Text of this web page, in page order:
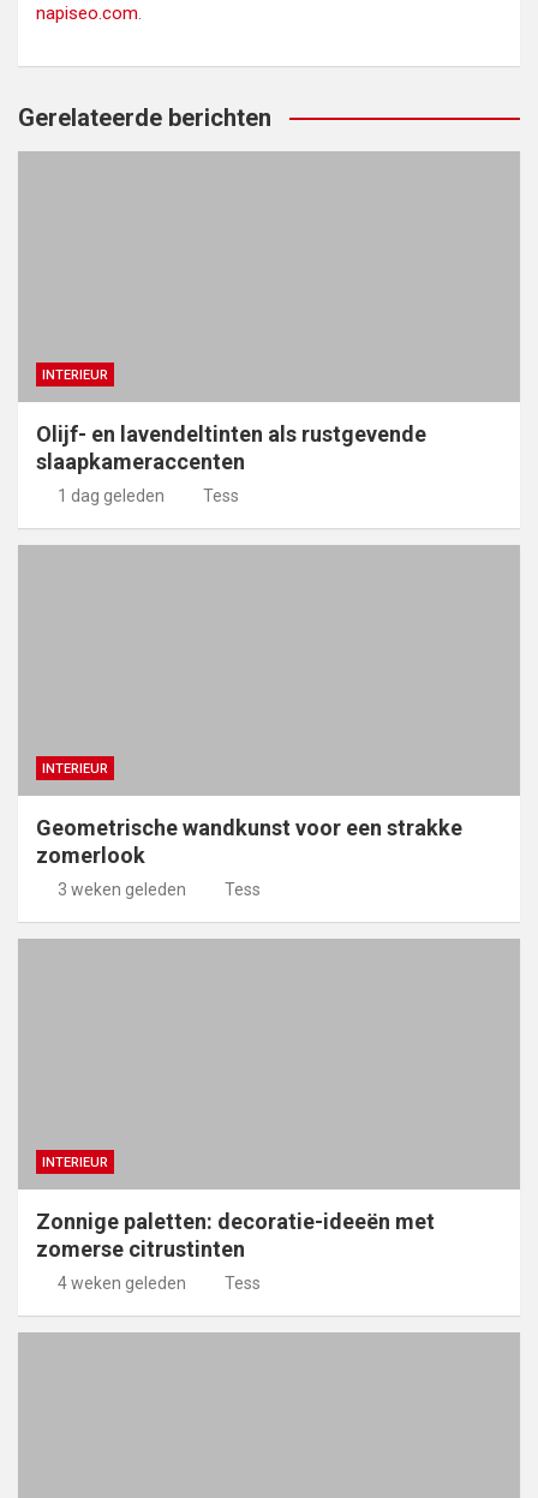
napiseo.com.
Gerelateerde berichten
INTERIEUR
Olijf- en lavendeltinten als rustgevende
slaapkameraccenten
1 dag geleden Tess
INTERIEUR
Geometrische wandkunst voor een strakke
zomerlook
3 weken geleden Tess
INTERIEUR
Zonnige paletten: decoratie-ideeën met
zomerse citrustinten
4 weken geleden Tess